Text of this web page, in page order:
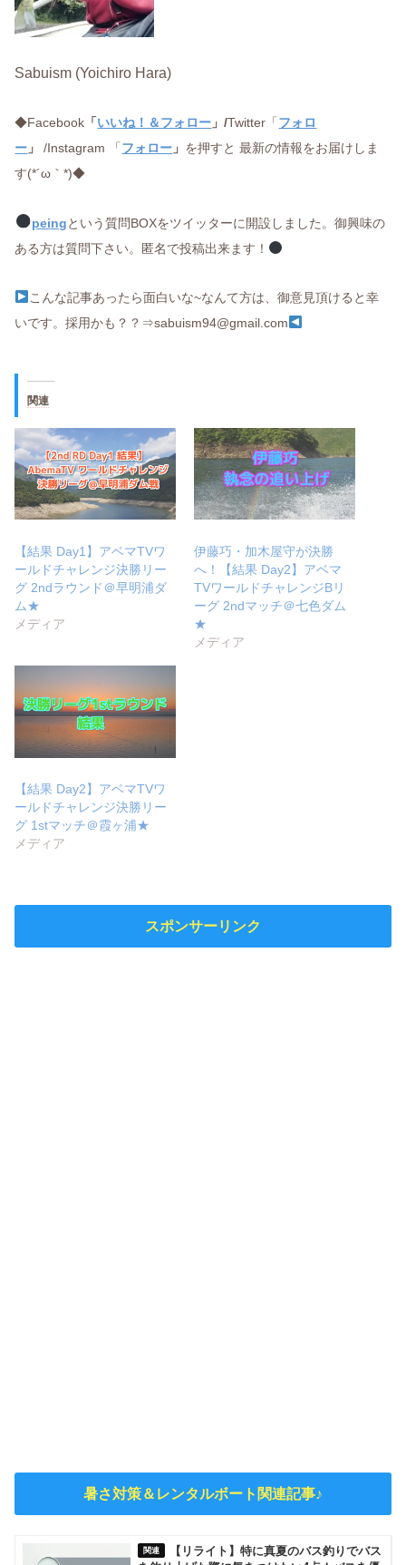
Sabuism (Yoichiro Hara)
◆Facebook 「 いいね！＆フォロー 」/Twitter「 フォロ
ー 」/Instagram 「 フォロー 」 を押すと 最新の情報をお届けしま
す(*´ω｀*)◆
peingという質問BOXをツイッターに開設しました。御興味の
ある方は質問下さい。匿名で投稿出来ます！
こんな記事あったら面白いな~なんて方は、御意見頂けると幸
いです。採用かも？？⇒sabuism94@gmail.com
関連
【結果 Day1】アベマTVワ
ールドチャレンジ決勝リー
グ 2ndラウンド＠早明浦ダ
ム★
メディア
伊藤巧・加木屋守が決勝
へ！【結果 Day2】アベマ
TVワールドチャレンジBリ
ーグ 2ndマッチ＠七色ダム
★
メディア
【結果 Day2】アベマTVワ
ールドチャレンジ決勝リー
グ 1stマッチ＠霞ヶ浦★
メディア
スポンサーリンク
暑さ対策＆レンタルボート関連記事♪
【リライト】特に真夏のバス釣りでバス